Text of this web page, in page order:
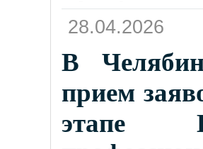
28.04.2026
В
прием
этапе